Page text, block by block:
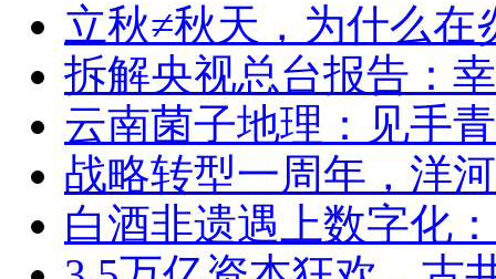
立秋≠秋天，为什么在
拆解央视总台报告：
云南菌子地理：见手
战略转型一周年，洋
白酒非遗遇上数字化